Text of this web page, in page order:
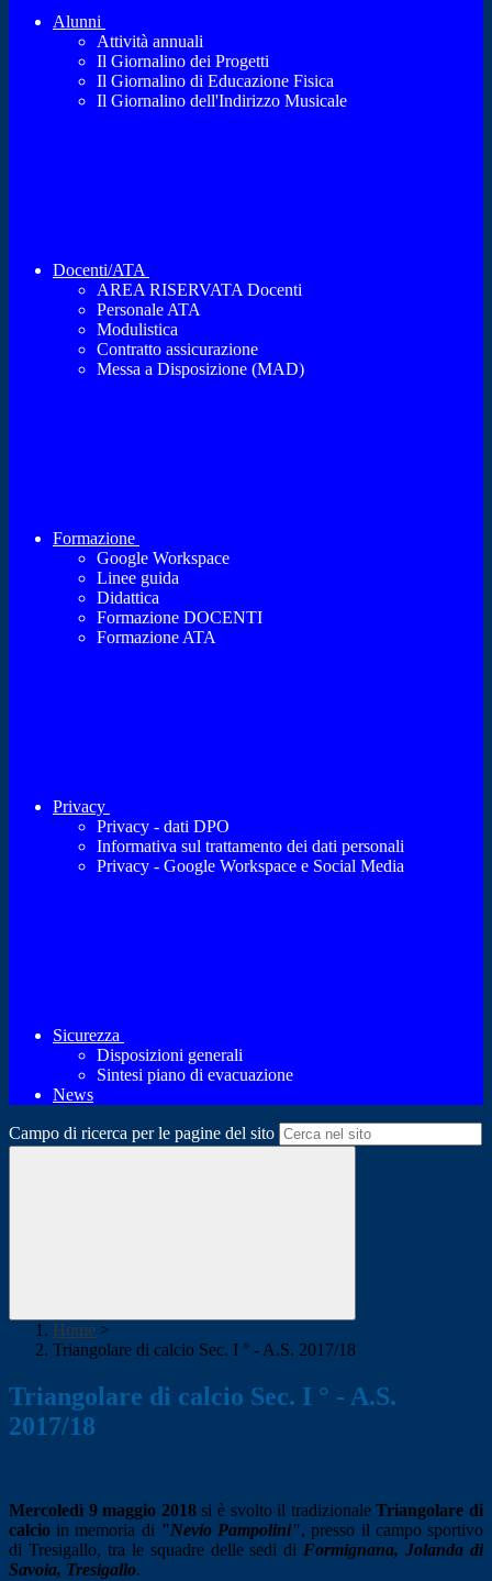
Alunni
Attività annuali
Il Giornalino dei Progetti
Il Giornalino di Educazione Fisica
Il Giornalino dell'Indirizzo Musicale
Docenti/ATA
AREA RISERVATA Docenti
Personale ATA
Modulistica
Contratto assicurazione
Messa a Disposizione (MAD)
Formazione
Google Workspace
Linee guida
Didattica
Formazione DOCENTI
Formazione ATA
Privacy
Privacy - dati DPO
Informativa sul trattamento dei dati personali
Privacy - Google Workspace e Social Media
Sicurezza
Disposizioni generali
Sintesi piano di evacuazione
News
Campo di ricerca per le pagine del sito
Home >
Triangolare di calcio Sec. I ° - A.S. 2017/18
Triangolare di calcio Sec. I ° - A.S.
2017/18
Mercoledì 9 maggio 2018si è svolto il tradizionaleTriangolare di
calcio in memoria di "Nevio Pampolini", presso il campo sportivo
di Tresigallo, tra le squadre delle sedi di Formignana, Jolanda di
Savoia, Tresigallo.